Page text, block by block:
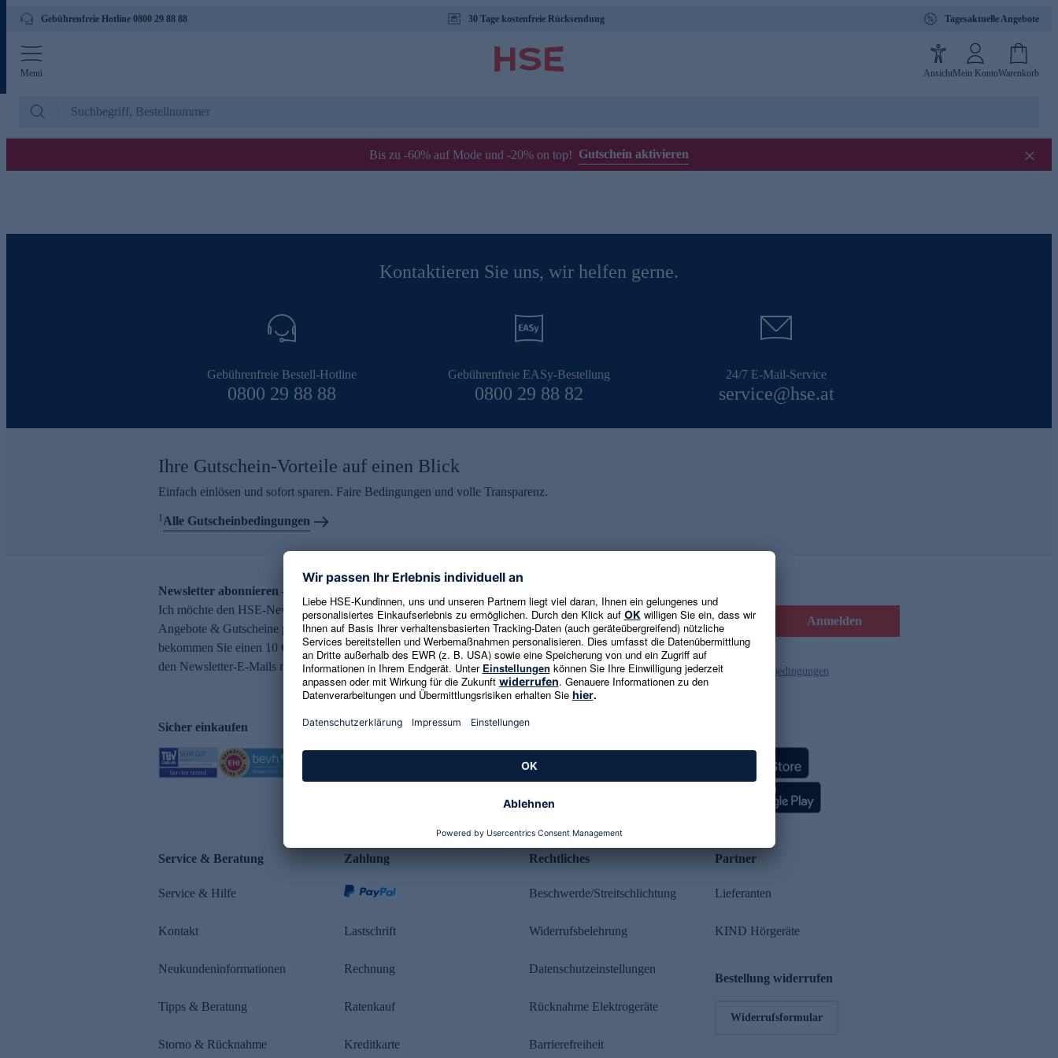
Gebührenfreie Hotline 0800 29 88 88 30 Tage kostenfreie Rücksendung Tagesaktuelle Angebote
Menü AnsichtMein KontoWarenkorb
Bis zu -60% auf Mode und -20% on top! Gutschein aktivieren
Kontaktieren Sie uns, wir helfen gerne.
Gebührenfreie Bestell-Hotline
0800 29 88 88
Gebührenfreie EASy-Bestellung
0800 29 88 82
24/7 E-Mail-Service
service@hse.at
Ihre Gutschein-Vorteile auf einen Blick
Einfach einlösen und sofort sparen. Faire Bedingungen und volle Transparenz.
1Alle Gutscheinbedingungen
Newsletter abonnieren – 10 € Gutschein erhalten
Ich möchte den HSE-Newsletter abonnieren und aktuelle Trends,
Angebote & Gutscheine per E-Mail erhalten. Als Dankeschön
bekommen Sie einen 10 € Gutschein. Eine Abmeldung ist jederzeit in
den Newsletter-E-Mails möglich.
E-Mail-Adresse eingeben Anmelden
Es gelten die Datenschutzrichtlinienund die Gutscheinbedingungen
Sicher einkaufen Kundenbewertung
Service & Beratung
Service & Hilfe
Kontakt
Neukundeninformationen
Tipps & Beratung
Storno & Rücknahme
Zahlung
Lastschrift
Rechnung
Ratenkauf
Kreditkarte
Rechtliches
Beschwerde/Streitschlichtung
Widerrufsbelehrung
Datenschutzeinstellungen
Rücknahme Elektrogeräte
Barrierefreiheit
Partner
Lieferanten
KIND Hörgeräte
Bestellung widerrufen
Widerrufsformular